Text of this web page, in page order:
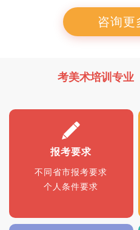
咨询更
考美术培训专业
报考要求
不同省市报考要求
个人条件要求